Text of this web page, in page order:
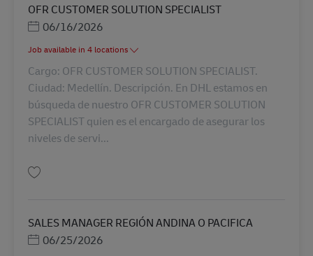
OFR CUSTOMER SOLUTION SPECIALIST
Posted Date
06/16/2026
Job available in 4 locations
Cargo: OFR CUSTOMER SOLUTION SPECIALIST.
Ciudad: Medellín. Descripción. En DHL estamos en
búsqueda de nuestro OFR CUSTOMER SOLUTION
SPECIALIST quien es el encargado de asegurar los
niveles de servi...
SALES MANAGER REGIÓN ANDINA O PACIFICA
Posted Date
06/25/2026